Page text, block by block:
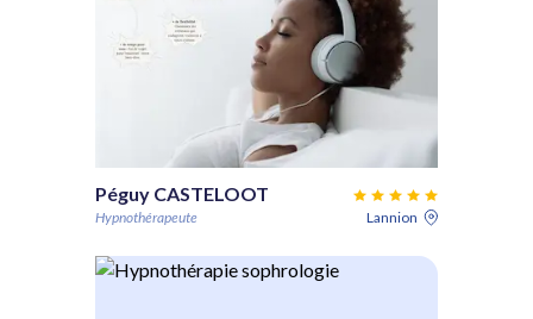
Péguy CASTELOOT
Hypnothérapeute Lannion